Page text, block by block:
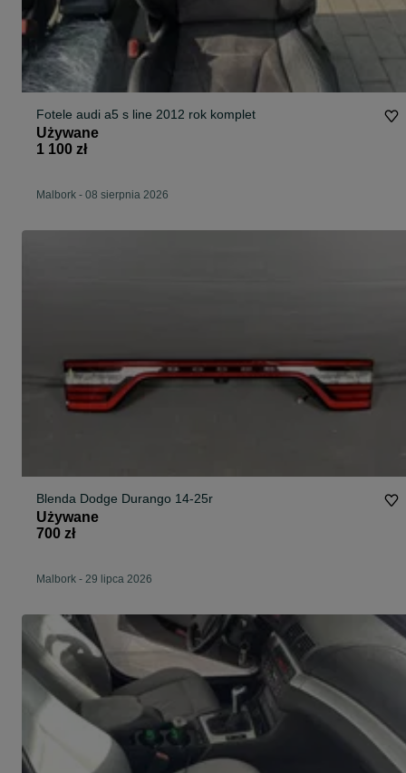
Fotele audi a5 s line 2012 rok komplet
Używane
1 100 zł
Malbork - 08 sierpnia 2026
Blenda Dodge Durango 14-25r
Używane
700 zł
Malbork - 29 lipca 2026